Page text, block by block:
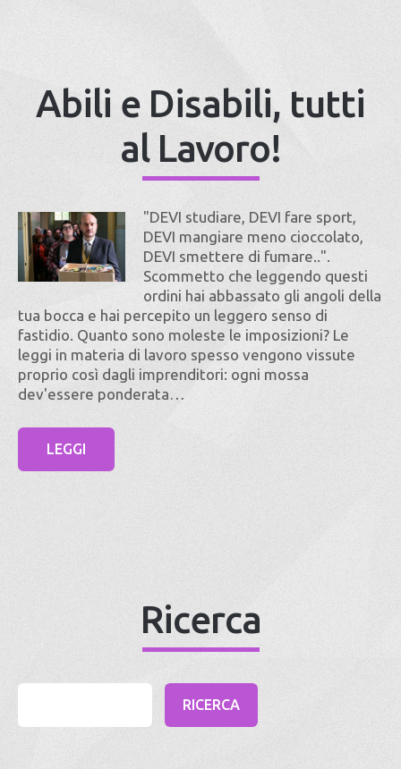
Abili e Disabili, tutti
al Lavoro!
"DEVI studiare, DEVI fare sport,
DEVI mangiare meno cioccolato,
DEVI smettere di fumare..".
Scommetto che leggendo questi
ordini hai abbassato gli angoli della
tua bocca e hai percepito un leggero senso di
fastidio. Quanto sono moleste le imposizioni? Le
leggi in materia di lavoro spesso vengono vissute
proprio così dagli imprenditori: ogni mossa
dev'essere ponderata…
LEGGI
Ricerca